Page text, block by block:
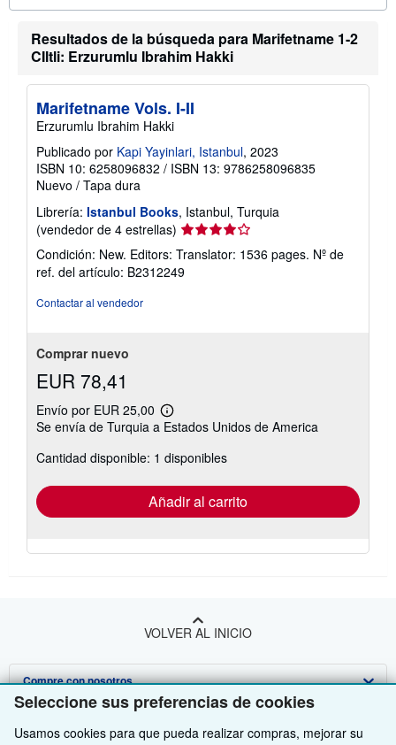
Seleccione sus preferencias de cookies
Usamos cookies para que pueda realizar compras, mejorar su
i
n
s
r
t
a
f
a
e
Resultados de la búsqueda para Marifetname 1-2
CIltli: Erzurumlu Ibrahim Hakki
Marifetname Vols. I-II
Erzurumlu Ibrahim Hakki
Publicado por Kapi Yayinlari, Istanbul, 2023
ISBN 10: 6258096832 / ISBN 13: 9786258096835
Nuevo / Tapa dura
Librería: Istanbul Books, Istanbul, Turquia
(vendedor de 4 estrellas) Calificación
del
vendedor:
4
Condición: New. Editors: Translator: 1536 pages. Nº de
ref. del artículo: B2312249
Contactar al vendedor
Comprar nuevo
EUR 78,41
Envío por EUR 25,00
Más
información
las
tarifas
envío
Se envía de Turquia a Estados Unidos de America
Cantidad disponible: 1 disponibles
Añadir al carrito
VOLVER AL INICIO
Compre con nosotros